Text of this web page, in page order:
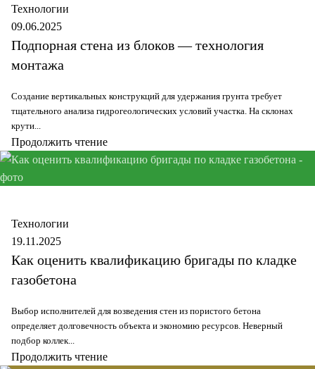
Технологии
09.06.2025
Подпорная стена из блоков — технология
монтажа
Создание вертикальных конструкций для удержания грунта требует
тщательного анализа гидрогеологических условий участка. На склонах
крути...
Продолжить чтение
Технологии
19.11.2025
Как оценить квалификацию бригады по кладке
газобетона
Выбор исполнителей для возведения стен из пористого бетона
определяет долговечность объекта и экономию ресурсов. Неверный
подбор коллек...
Продолжить чтение